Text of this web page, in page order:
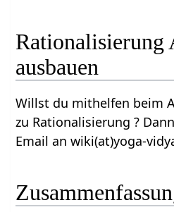
Rationalisierung‏‎ Artikel
ausbauen
Willst du mithelfen beim
zu Rationalisierung‏‎ ? Dann schicke doch eine
Email an wiki(at)yoga-